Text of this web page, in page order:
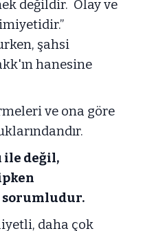
değildir. Olay ve
şahsi
hanesine
ve ona göre
ile değil,
sorumludur.
daha çok